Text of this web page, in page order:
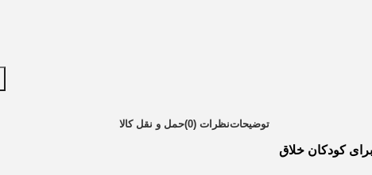
توضیحاتنظرات (0) حمل و نقل کالا